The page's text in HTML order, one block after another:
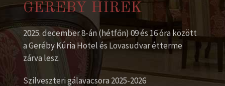
GERÉBY HÍREK
2025. december 8-án (hétfőn) 09 és 16 óra között
a Geréby Kúria Hotel és Lovasudvar étterme
zárva lesz.
Szilveszteri gálavacsora 2025-2026